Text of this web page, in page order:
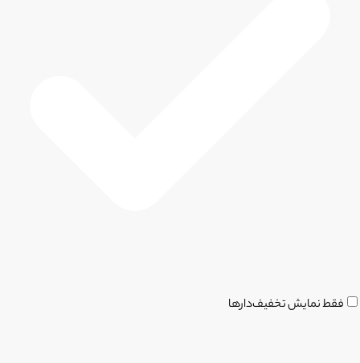
فقط نمایش تخفیف‌دارها